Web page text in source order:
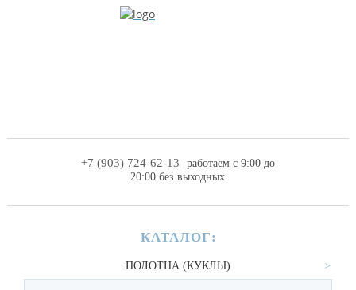
+7 (903) 724-62-13
работаем с 9:00 до
20:00 без выходных
КАТАЛОГ:
ПОЛОТНА (КУКЛЫ)